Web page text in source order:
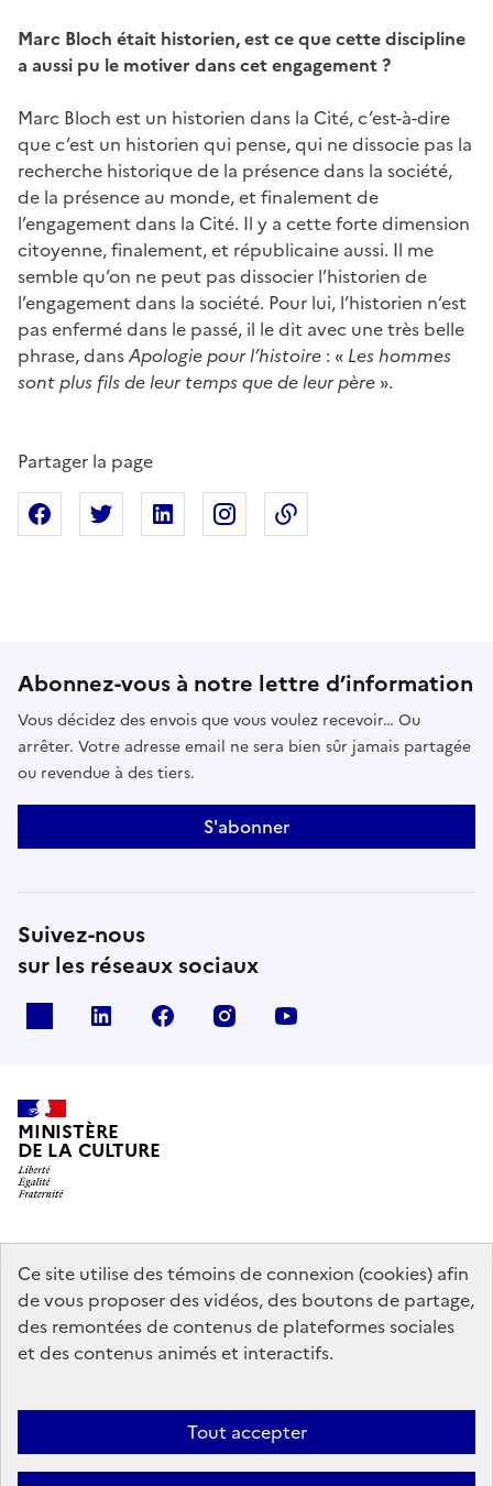
Ce site utilise des témoins de connexion (cookies) afin
de vous proposer des vidéos, des boutons de partage,
des remontées de contenus de plateformes sociales
et des contenus animés et interactifs.
Tout accepter
Marc Bloch était historien, est ce que cette discipline
a aussi pu le motiver dans cet engagement ?
Marc Bloch est un historien dans la Cité, c’est-à-dire
que c’est un historien qui pense, qui ne dissocie pas la
recherche historique de la présence dans la société,
de la présence au monde, et finalement de
l’engagement dans la Cité. Il y a cette forte dimension
citoyenne, finalement, et républicaine aussi. Il me
semble qu’on ne peut pas dissocier l’historien de
l’engagement dans la société. Pour lui, l’historien n’est
pas enfermé dans le passé, il le dit avec une très belle
phrase, dansApologie pour l’histoire : « Les hommes
sont plus fils de leur temps que de leur père ».
Partager la page
Partager sur Facebook
Partager sur XPartager sur Linkedin
Partager sur Instagram
Abonnez-vous à notre lettre d’information
Vous décidez des envois que vous voulez recevoir… Ou
arrêter. Votre adresse email ne sera bien sûr jamais partagée
ou revendue à des tiers.
S'abonner
Suivez-nous
sur les réseaux sociaux
linkedin facebook instagram
MINISTÈRE
DE LA CULTURE
data.gouv.fr legifrance.gouv.fr
info.gouv.fr
service-public.gouv.fr
Contact Mentions légales
Accessibilité : partiellement conforme
Politique générale de protection des données